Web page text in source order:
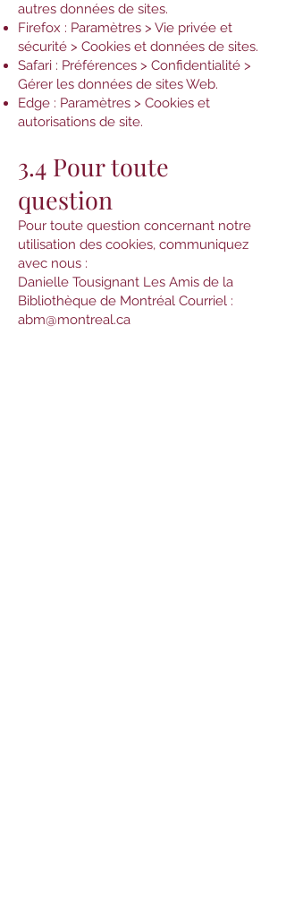
autres données de sites.
Firefox : Paramètres > Vie privée et
sécurité > Cookies et données de sites.
Safari : Préférences > Confidentialité >
Gérer les données de sites Web.
Edge : Paramètres > Cookies et
autorisations de site.
3.4 Pour toute
question
Pour toute question concernant notre
utilisation des cookies, communiquez
avec nous :
Danielle Tousignant Les Amis de la
Bibliothèque de Montréal Courriel :
abm@montreal.ca